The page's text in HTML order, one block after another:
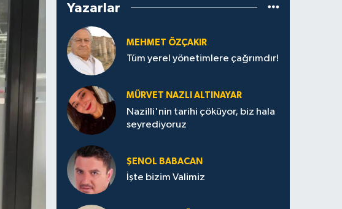
Yazarlar
MEHMET ÖZÇAKIR
Tüm yerel yönetimlere çağrımdır!
MÜRVET NAZLI ALTINAYAR
Nazilli'nin tarihi çöküyor, biz hala
seyrediyoruz
ŞENOL BABACAN
İşte bizim Valimiz